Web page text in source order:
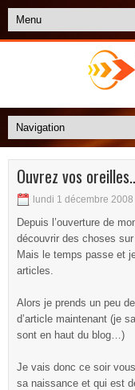
Ouvrez vos
lundi 1 décembre 2008
Depuis l’ouverture de
découvrir des choses
Mais le temps passe et
articles.
Alors je prends un peu
d’article maintenant (je
sont en haut du blog…)
Je vais donc ce soir
sa naissance et qui est